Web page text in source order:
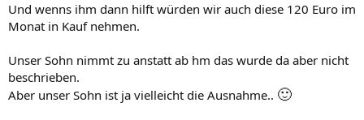
Und wenns ihm dann hilft würden wir auch diese 120 Euro im
Monat in Kauf nehmen.
Unser Sohn nimmt zu anstatt ab hm das wurde da aber nicht
beschrieben.
Aber unser Sohn ist ja vielleicht die Ausnahme.. 🙂